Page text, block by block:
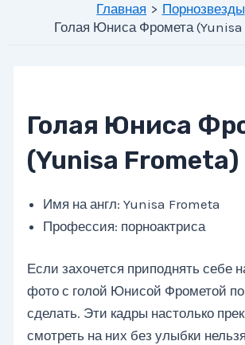
Главная
Порнозвезды
Голая Юниса Фромета
Голая Юниса
(Yunisa Frometa)
Имя на англ: Yunisa Frometa
Профессия: порноактриса
Если захочется приподнять себе
фото с голой Юнисой Фрометой
сделать. Эти кадры настолько
смотреть на них без улыбки